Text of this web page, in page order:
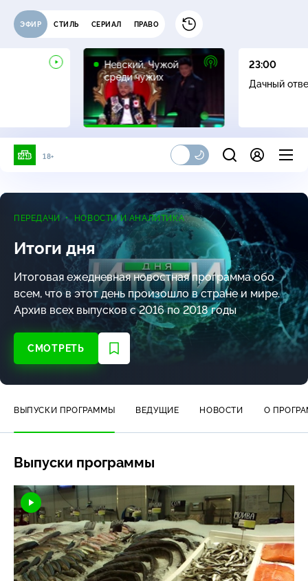
ЭФИР СТИЛЬ СЕРИАЛ ПРАВО
Невский. Чужой
среди чужих
16+
23:00
Дачный
18+
ПЕРЕДАЧИ НОВОСТИ И АНАЛИТИКА
Итоги дня
Итоговая ежедневная новостная программа обо
всем, что в этот день произошло в стране и мире.
Архив всех выпусков с 2016 по 2018 годы
СМОТРЕТЬ
ВЫПУСКИ ПРОГРАММЫ ВЕДУЩИЕ НОВОСТИ О
Выпуски программы